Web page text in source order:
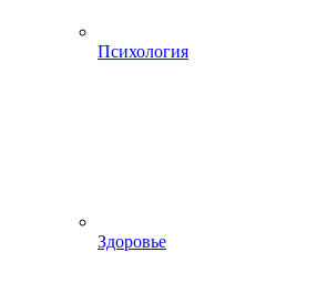
Психология
Здоровье